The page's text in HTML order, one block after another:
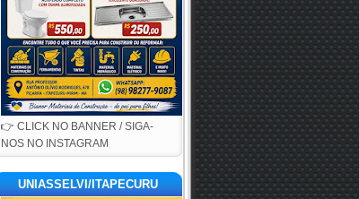
👉 CLICK NO BANNER / SIGA-
NOS NO INSTAGRAM
UNIASSELVI/ITAPECURU